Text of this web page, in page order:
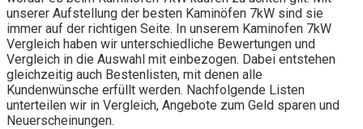
unserer Aufstellung der besten Kaminöfen 7kW sind sie
immer auf der richtigen Seite. In unserem Kaminofen 7kW
Vergleich haben wir unterschiedliche Bewertungen und
Vergleich in die Auswahl mit einbezogen. Dabei entstehen
gleichzeitig auch Bestenlisten, mit denen alle
Kundenwünsche erfüllt werden. Nachfolgende Listen
unterteilen wir in Vergleich, Angebote zum Geld sparen und
Neuerscheinungen.